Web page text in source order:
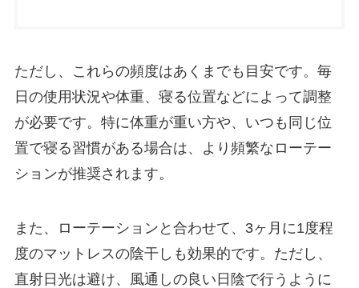
ただし、これらの頻度はあくまでも目安です。毎
日の使用状況や体重、寝る位置などによって調整
が必要です。特に体重が重い方や、いつも同じ位
置で寝る習慣がある場合は、より頻繁なローテー
ションが推奨されます。
また、ローテーションと合わせて、3ヶ月に1度程
度のマットレスの陰干しも効果的です。ただし、
直射日光は避け、風通しの良い日陰で行うように